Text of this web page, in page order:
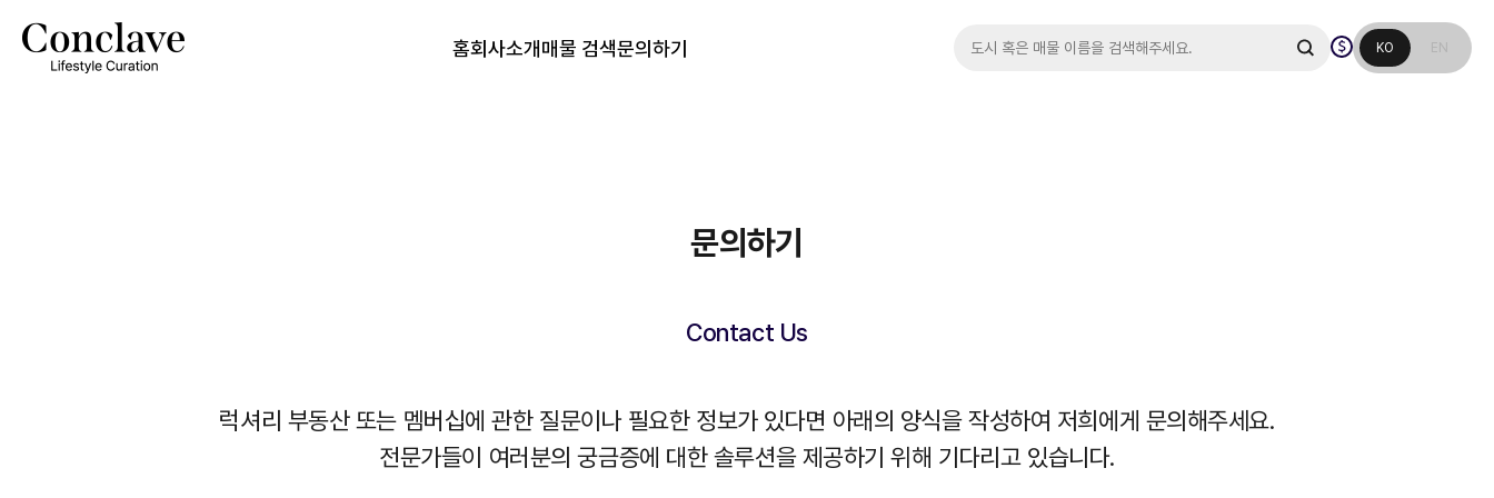
홈회사소개매물 검색문의하기 KO EN
문의하기
Contact Us
럭셔리 부동산 또는 멤버십에 관한 질문이나 필요한 정보가 있다면 아래의 양식을 작성하여 저희에게 문의해주세요.
전문가들이 여러분의 궁금증에 대한 솔루션을 제공하기 위해 기다리고 있습니다.